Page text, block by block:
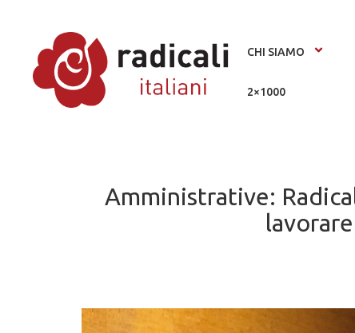
CHI SIAMO
2×1000
Amministrative: